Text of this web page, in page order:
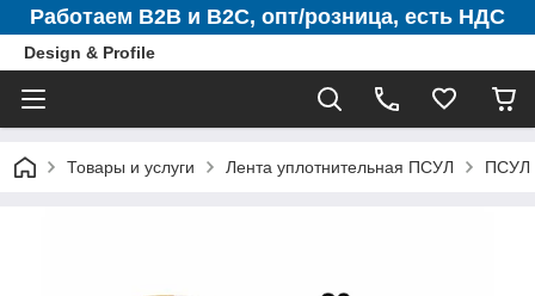
Работаем B2B и B2C, опт/розница, есть НДС
Design & Profile
Товары и услуги Лента уплотнительная ПСУЛ ПСУЛ